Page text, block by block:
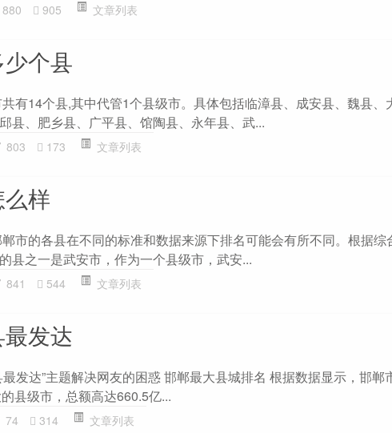
880 905 文章列表
个县
有14个县,其中代管1个县级市。具体包括临漳县、成安县、魏县、
县、肥乡县、广平县、馆陶县、永年县、武...
803 173 文章列表
样
市的各县在不同的标准和数据来源下排名可能会有所不同。根据综
县之一是武安市，作为一个县级市，武安...
841 544 文章列表
发达
发达”主题解决网友的困惑 邯郸最大县城排名 根据数据显示，邯郸
县级市，总额高达660.5亿...
74 314 文章列表